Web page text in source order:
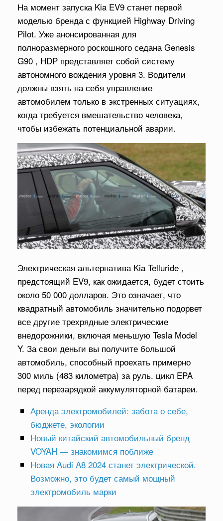
На момент запуска Kia EV9 станет первой
моделью бренда с функцией Highway Driving
Pilot. Уже анонсированная для
полноразмерного роскошного седана Genesis
G90 , HDP представляет собой систему
автономного вождения уровня 3. Водители
должны взять на себя управление
автомобилем только в экстренных ситуациях,
когда требуется вмешательство человека,
чтобы избежать потенциальной аварии.
Электрическая альтернатива Kia Telluride ,
предстоящий EV9, как ожидается, будет стоить
около 50 000 долларов. Это означает, что
квадратный автомобиль значительно подорвет
все другие трехрядные электрические
внедорожники, включая меньшую Tesla Model
Y. За свои деньги вы получите большой
автомобиль, способный проехать примерно
300 миль (483 километра) за руль. цикл EPA
перед перезарядкой аккумуляторной батареи.
Аренда электромобилей: забота о себе,
бюджете, экологии
Новый китайский автомобильный бренд
VOYAH — знакомимся поближе
Новая Audi A8 2024 станет электрической.
Возможно, это будет самый мощный
электромобиль марки